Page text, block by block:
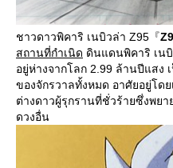
ชาวดาวพิคาริ เนบิวล่า Z95『
สถานที่กำเนิด ดินแดนพิคาริ เน
อยู่ห่างจากโลก 2.99 ล้านปีแสง
ของจักรวาลทั้งหมด อาศัยอยู่โด
ต่างดาวผู้รุกรานที่ชั่วร้ายซึ่งพย
ดวงอื่น